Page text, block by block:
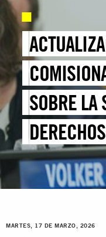
SOBRE LA
SESIONES
MARTES, 17 DE MARZO, 2026